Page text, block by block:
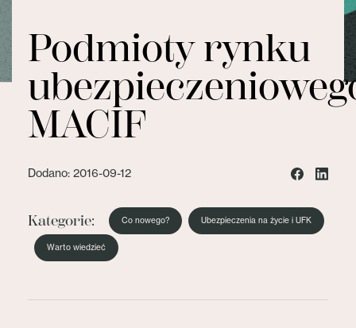
Podmioty rynku
MACIF
Dodano: 2016-09-12
Kategorie: Co nowego? Ubezpieczenia na życie i UFK
Warto wiedzieć